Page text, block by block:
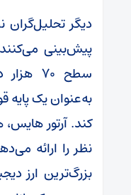
پیش‌بینی
سطح
به‌عنوان یک پایه
نظر را ارائه